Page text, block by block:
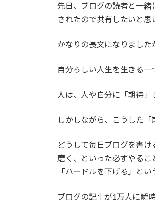
先日、ブログの読者と一
されたので共有したいと思
かなりの長文になりました
自分らしい人生を生きる一
人は、人や自分に「期待」
しかしながら、こうした「
どうして毎日ブログを書
磨く、といった必ずやる
「ハードルを下げる」と
ブログの記事が1万人に瞬